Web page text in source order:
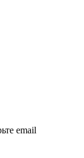
email